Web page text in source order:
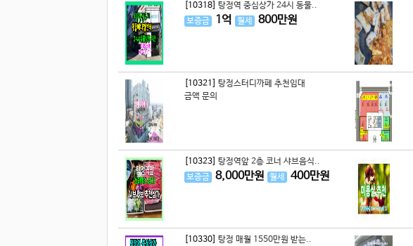
[10318] 탕정역 중심상가 24시 동물..
보증금
1억 월세 800만원
[10321]
탕정스터디까페 추천임대
금액 문의
[10323] 탕정역앞 2층 코너 샤브음식..
보증금 8,000만원 월세 400만원
[10330] 탕정 매월 1550만원 받는..